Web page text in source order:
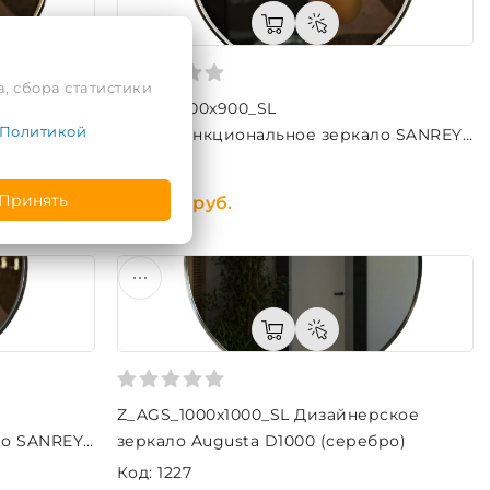
SANREY
Z_SNR_900x900_SL
Многофункциональное зеркало SANREY
1 385,64 руб.
SANREY
Z_AGS_1000x1000_SL Дизайнерское
зеркало Augusta D1000 (серебро)
Код: 1227
сбора статистики
Политикой
Принять